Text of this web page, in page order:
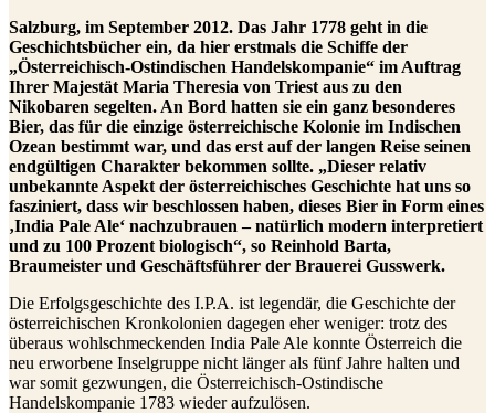
Salzburg, im September 2012. Das Jahr 1778 geht in die
Geschichtsbücher ein, da hier erstmals die Schiffe der
„Österreichisch-Ostindischen Handelskompanie“ im Auftrag
Ihrer Majestät Maria Theresia von Triest aus zu den
Nikobaren segelten. An Bord hatten sie ein ganz besonderes
Bier, das für die einzige österreichische Kolonie im Indischen
Ozean bestimmt war, und das erst auf der langen Reise seinen
endgültigen Charakter bekommen sollte. „Dieser relativ
unbekannte Aspekt der österreichisches Geschichte hat uns so
fasziniert, dass wir beschlossen haben, dieses Bier in Form eines
‚India Pale Ale‘ nachzubrauen – natürlich modern interpretiert
und zu 100 Prozent biologisch“, so Reinhold Barta,
Braumeister und Geschäftsführer der Brauerei Gusswerk.
Die Erfolgsgeschichte des I.P.A. ist legendär, die Geschichte der
österreichischen Kronkolonien dagegen eher weniger: trotz des
überaus wohlschmeckenden India Pale Ale konnte Österreich die
neu erworbene Inselgruppe nicht länger als fünf Jahre halten und
war somit gezwungen, die Österreichisch-Ostindische
Handelskompanie 1783 wieder aufzulösen.